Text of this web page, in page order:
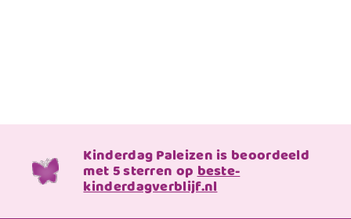
Kinderdag Paleizen is beoordeeld
met 5 sterren opbeste-
kinderdagverblijf.nl